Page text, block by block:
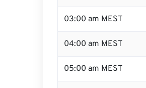
03:00 am MEST
04:00 am MEST
05:00 am MEST